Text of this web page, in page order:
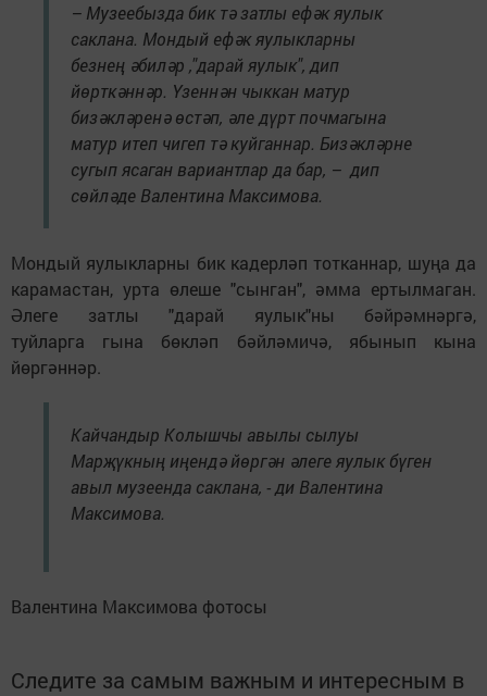
– Музеебызда бик тә затлы ефәк яулык
саклана. Мондый ефәк яулыкларны
безнең әбиләр ,"дарай яулык", дип
йөрткәннәр. Үзеннән чыккан матур
бизәкләренә өстәп, әле дүрт почмагына
матур итеп чигеп тә куйганнар. Бизәкләрне
сугып ясаган вариантлар да бар, – дип
сөйләде Валентина Максимова.
Мондый яулыкларны бик кадерләп тотканнар, шуңа да
карамастан, урта өлеше "сынган", әмма ертылмаган.
Әлеге затлы "дарай яулык"ны бәйрәмнәргә,
туйларга гына бөкләп бәйләмичә, ябынып кына
йөргәннәр.
Кайчандыр Колышчы авылы сылуы
Марҗүкның иңендә йөргән әлеге яулык бүген
авыл музеенда саклана, - ди Валентина
Максимова.
Валентина Максимова фотосы
Следите за самым важным и интересным в